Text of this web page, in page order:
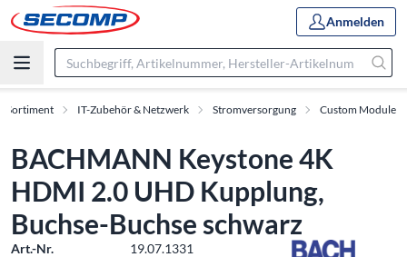
Anmelden
Sortiment IT-Zubehör & Netzwerk Stromversorgung Custom Module
BACHMANN Keystone 4K
HDMI 2.0 UHD Kupplung,
Buchse-Buchse schwarz
Art.-Nr.
19.07.1331